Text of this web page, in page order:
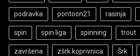
podravka pontoon21 rasinja
spin spin liga spinning trout
završena zšrk koprivnica Šrk